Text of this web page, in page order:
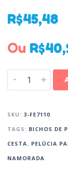
R$45,48
Ou R$
- +
SKU: 3-FE7110
TAGS: BICHOS DE
CESTA‎ , PELÚCIA
NAMORADA